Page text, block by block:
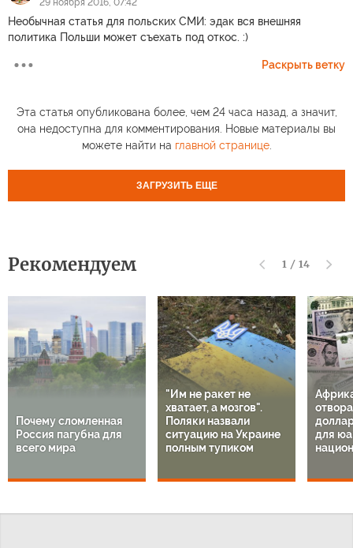
Необычная статья для польских СМИ: эдак вся внешняя
политика Польши может съехать под откос. :)
Раскрыть ветку
Эта статья опубликована более, чем 24 часа назад, а значит,
она недоступна для комментирования. Новые материалы вы
можете найти на главной странице.
ЗАГРУЗИТЬ ЕЩЕ
Рекомендуем 1 / 14
Почему сломленная
Россия пагубна для
всего мира
"Им не ракет не
хватает, а мозгов".
Поляки назвали
ситуацию на Украине
полным тупиком
для